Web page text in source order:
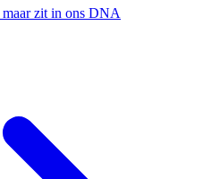
maar zit in ons DNA